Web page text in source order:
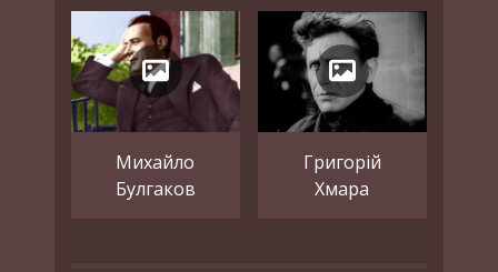
Михайло
Булгаков
Григорій
Хмара